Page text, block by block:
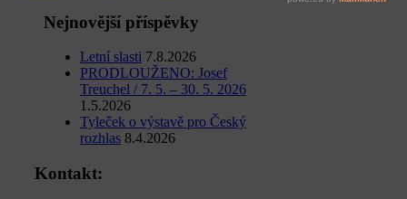
Nejnovější příspěvky
Letní slasti 7.8.2026
PRODLOUŽENO: Josef
Treuchel / 7. 5. – 30. 5. 2026
1.5.2026
Tyleček o výstavě pro Český
rozhlas 8.4.2026
Kontakt: